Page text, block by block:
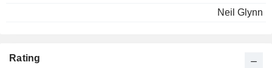
Neil Glynn
Rating